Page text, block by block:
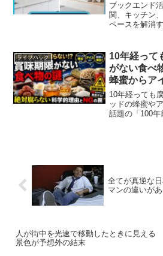
ブックエンド
関、キッチン
ペースを解消
ライフハック
10年経って
がない食べ
蜂蜜からア
い」科学的
10年経っても
ッドの蜂蜜や
話題の「100
全てが真逆な
マンの違いが
人が街中を光速で移動したときに見える
景色が予想外の結末